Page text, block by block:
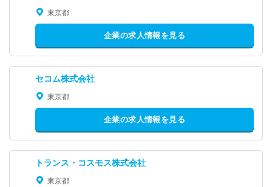
東京都
企業の求人情報を見る
セコム株式会社
東京都
企業の求人情報を見る
トランス・コスモス株式会社
東京都